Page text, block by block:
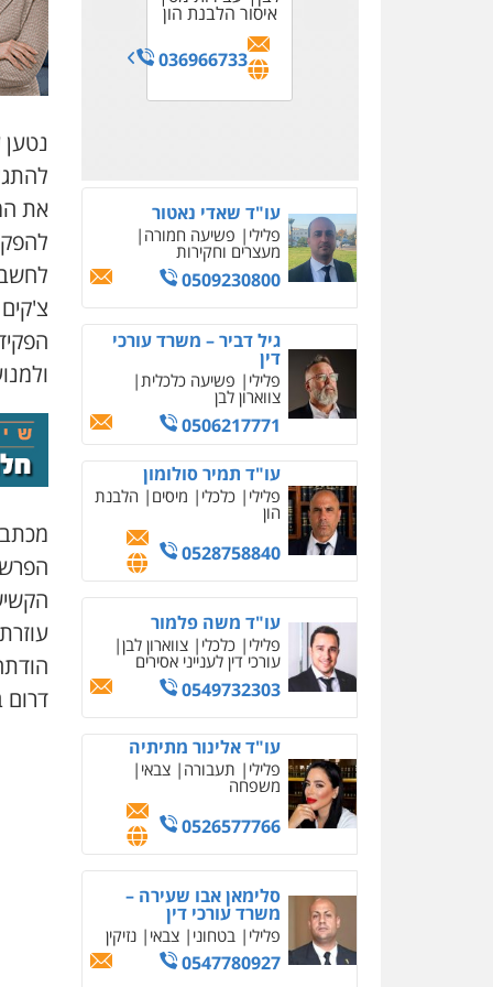
0502222488
עורכי דין
אסירים
שחרורים ועתירות
0528388640
איסור הלבנת הון
036966733
לענייני אסירים
0523307111
פלילי פשיעה
חמורה כלכלי
מיסים
לבן
תעבורה
מעצרים וחקירות
0506270283
0502585250
0522992110
עו"ד יוסי חמצני
כלכלי
עו"ד שאדי נאטור
פלילי פשיעה חמורה
מעצרים וחקירות
0509230800
גיל דביר – משרד עורכי
דין
פלילי פשיעה כלכלית
צווארון לבן
0506217771
עו"ד תמיר סולומון
פלילי כלכלי מיסים הלבנת
הון
0528758840
עו"ד משה פלמור
פלילי כלכלי צווארון לבן
עורכי דין לענייני אסירים
0549732303
עו"ד אלינור מתיתיה
פלילי תעבורה צבאי
משפחה
0526577766
סלימאן אבו שעירה –
משרד עורכי דין
פלילי בטחוני צבאי נזיקין
0547780927
את